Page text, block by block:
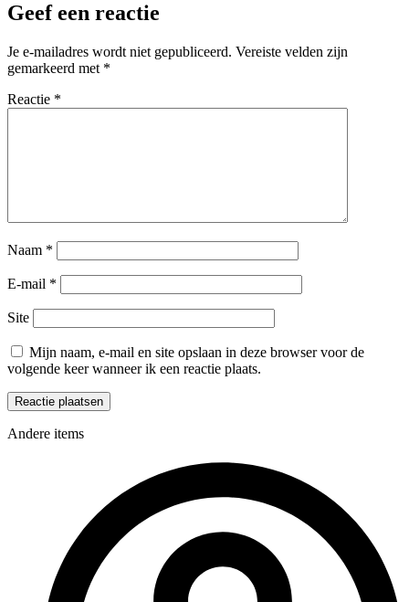
Geef een reactie
Je e-mailadres wordt niet gepubliceerd. Vereiste velden zijn
gemarkeerd met *
Reactie *
Naam *
E-mail *
Site
Mijn naam, e-mail en site opslaan in deze browser voor de
volgende keer wanneer ik een reactie plaats.
Andere items